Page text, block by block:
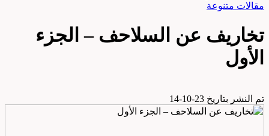
مقالات متنوعة
تخاريف عن السلاحف – الجزء
الأول
تم النشر بتاريخ 23-10-14